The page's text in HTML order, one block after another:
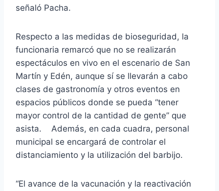
señaló Pacha.
Respecto a las medidas de bioseguridad, la
funcionaria remarcó que no se realizarán
espectáculos en vivo en el escenario de San
Martín y Edén, aunque sí se llevarán a cabo
clases de gastronomía y otros eventos en
espacios públicos donde se pueda “tener
mayor control de la cantidad de gente” que
asista. Además, en cada cuadra, personal
municipal se encargará de controlar el
distanciamiento y la utilización del barbijo.
“El avance de la vacunación y la reactivación